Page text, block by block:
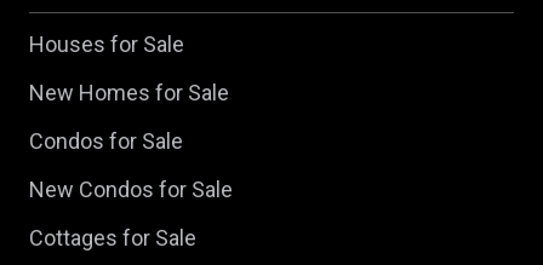
Houses for Sale
New Homes for Sale
Condos for Sale
New Condos for Sale
Cottages for Sale